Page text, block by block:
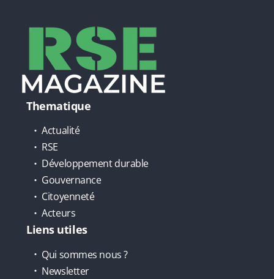
Thematique
Actualité
RSE
Développement durable
Gouvernance
Citoyenneté
Acteurs
Liens utiles
Qui sommes nous ?
Newsletter